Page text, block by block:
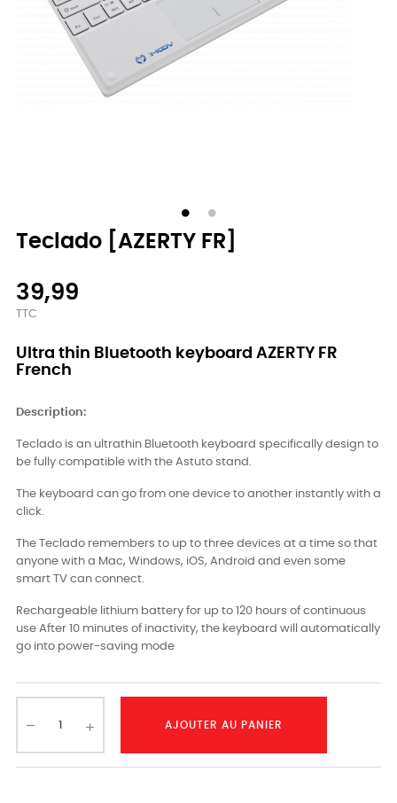
Teclado [AZERTY FR]
39,99
TTC
Ultra thin Bluetooth keyboard AZERTY FR
French
Description:
Teclado is an ultrathin Bluetooth keyboard specifically design to
be fully compatible with the Astuto stand.
The keyboard can go from one device to another instantly with a
click.
The Teclado remembers to up to three devices at a time so that
anyone with a Mac, Windows, iOS, Android and even some
smart TV can connect.
Rechargeable lithium battery for up to 120 hours of continuous
use After 10 minutes of inactivity, the keyboard will automatically
go into power-saving mode
AJOUTER AU PANIER